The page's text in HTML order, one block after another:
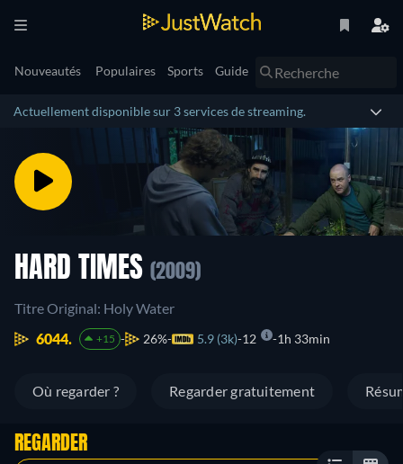
Nouveautés Populaires Sports Guide
Actuellement disponible sur 3 services de streaming.
HARD TIMES (2009)
Titre Original: Holy Water
6044.
+15 26% 5.9 (3k) 12 1h 33min
Où regarder ? Regarder gratuitement
REGARDER